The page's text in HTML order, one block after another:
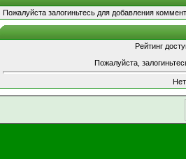
Пожалуйста залогиньтесь для добавления
Рейтинг
Пожалуйста,